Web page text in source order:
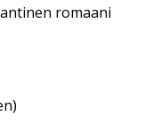
romaani